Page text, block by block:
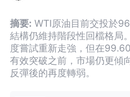
摘要: WTI原油目前交投於
結構仍維持階段性回檔格局
度嘗試重新走強，但在
有效突破之前，市場仍更傾
反彈後的再度轉弱。